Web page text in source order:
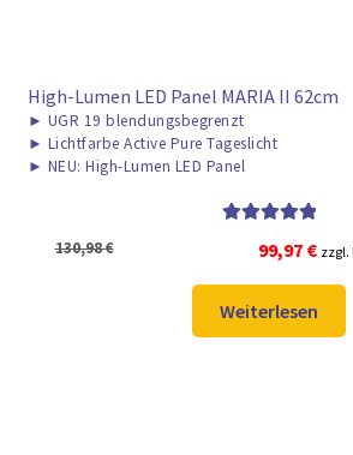
High-Lumen LED Panel MARIA II 62cm
► UGR 19 blendungsbegrenzt
► Lichtfarbe Active Pure Tageslicht
► NEU: High-Lumen LED Panel
von 5
130,98€
war:
130,98 €
99,97 €
ist:
99,97
zzgl.
Weiterlesen